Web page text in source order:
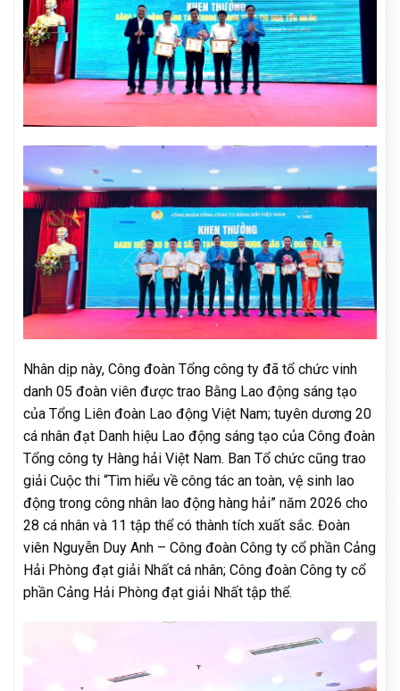
Nhân dịp này, Công đoàn Tổng công ty đã tổ chức vinh
danh 05 đoàn viên được trao Bằng Lao động sáng tạo
của Tổng Liên đoàn Lao động Việt Nam; tuyên dương 20
cá nhân đạt Danh hiệu Lao động sáng tạo của Công đoàn
Tổng công ty Hàng hải Việt Nam. Ban Tổ chức cũng trao
giải Cuộc thi “Tìm hiểu về công tác an toàn, vệ sinh lao
động trong công nhân lao động hàng hải” năm 2026 cho
28 cá nhân và 11 tập thể có thành tích xuất sắc. Đoàn
viên Nguyễn Duy Anh – Công đoàn Công ty cổ phần Cảng
Hải Phòng đạt giải Nhất cá nhân; Công đoàn Công ty cổ
phần Cảng Hải Phòng đạt giải Nhất tập thể.